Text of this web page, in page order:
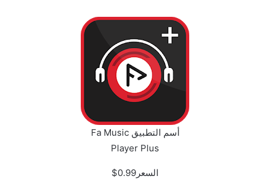
أسم التطبيق Fa Music
Player Plus‏
السعر0.99$